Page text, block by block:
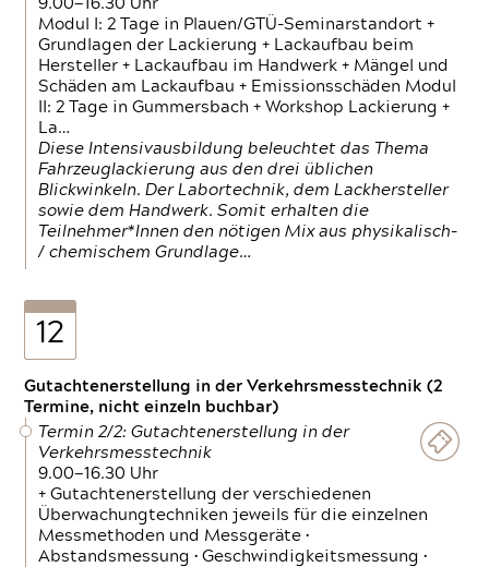
9.00—16.30 Uhr
Modul I: 2 Tage in Plauen/GTÜ-Seminarstandort +
Grundlagen der Lackierung + Lackaufbau beim
Hersteller + Lackaufbau im Handwerk + Mängel und
Schäden am Lackaufbau + Emissionsschäden Modul
II: 2 Tage in Gummersbach + Workshop Lackierung +
La…
Diese Intensivausbildung beleuchtet das Thema
Fahrzeuglackierung aus den drei üblichen
Blickwinkeln. Der Labortechnik, dem Lackhersteller
sowie dem Handwerk. Somit erhalten die
Teilnehmer*Innen den nötigen Mix aus physikalisch-
/ chemischem Grundlage…
12
Gutachtenerstellung in der Verkehrsmesstechnik (2
Termine, nicht einzeln buchbar)
Termin 2/2: Gutachtenerstellung in der
Verkehrsmesstechnik
9.00—16.30 Uhr
+ Gutachtenerstellung der verschiedenen
Überwachungtechniken jeweils für die einzelnen
Messmethoden und Messgeräte •
Abstandsmessung • Geschwindigkeitsmessung •